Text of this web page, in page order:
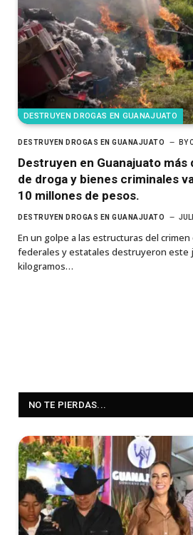
DESTRUYEN DROGAS EN GUANAJUATO
DESTRUYEN DROGAS EN GUANAJUATO BY
Destruyen en Guanajuato más
de droga y bienes criminales
10 millones de pesos.
DESTRUYEN DROGAS EN GUANAJUATO
En un golpe a las estructuras del
federales y estatales destruyeron este
kilogramos…
NO TE PIERDAS...